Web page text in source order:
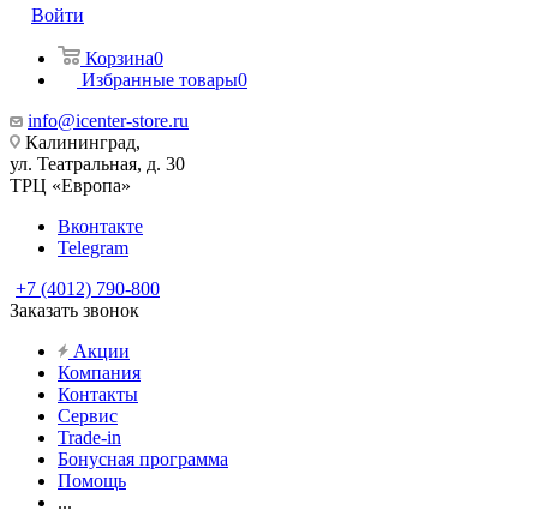
Войти
Корзина0
Избранные товары0
info@icenter-store.ru
Калининград,
ул. Театральная, д. 30
ТРЦ «Европа»
Вконтакте
Telegram
+7 (4012) 790-800
Заказать звонок
Акции
Компания
Контакты
Сервис
Trade-in
Бонусная программа
Помощь
...